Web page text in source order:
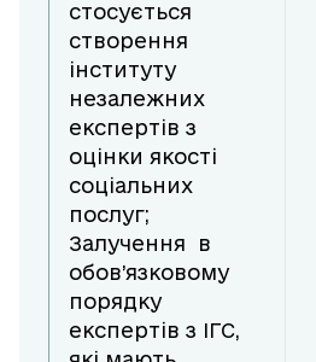
стосується
створення
інституту
незалежних
експертів з
оцінки якості
соціальних
послуг;
Залучення в
обов’язковому
порядку
експертів з ІГС,